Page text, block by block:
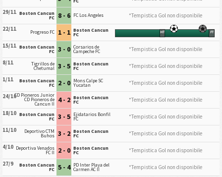
29/11 Boston Cancun
FC 8 - 6 FC Los Angeles
*Tempistica Gol non disponibile
22/11
Progreso FC 1 - 1 Boston Cancun
FC HT FT
15/11 Boston Cancun
FC 3 - 0 Corsarios de
Campeche FC
*Tempistica Gol non disponibile
8/11
Tigrillos de
Chetumal 3 - 5 Boston Cancun
FC
*Tempistica Gol non disponibile
1/11
Boston Cancun
FC 2 - 0 Mons Calpe SC
Yucatan
*Tempistica Gol non disponibile
24/10CD Pioneros Junior
CD Pioneros de
Cancun II 4 - 2 Boston Cancun
FC
*Tempistica Gol non disponibile
18/10 Boston Cancun
FC 3 - 5 Ejidatarios Bonfil
FC
*Tempistica Gol non disponibile
11/10
Deportivo CTM
Buhos 3 - 2 Boston Cancun
FC
*Tempistica Gol non disponibile
4/10 Deportiva Venados
FC II 2 - 0 Boston Cancun
FC
*Tempistica Gol non disponibile
27/9
Boston Cancun
FC 5 - 4 PD Inter Playa del
Carmen AC II *Tempistica Gol non disponibile